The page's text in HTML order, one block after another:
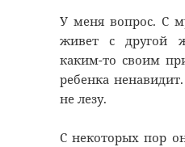
У меня вопрос. С
живет с другой
каким-то своим
ребенка
не лезу.
С некоторых пор